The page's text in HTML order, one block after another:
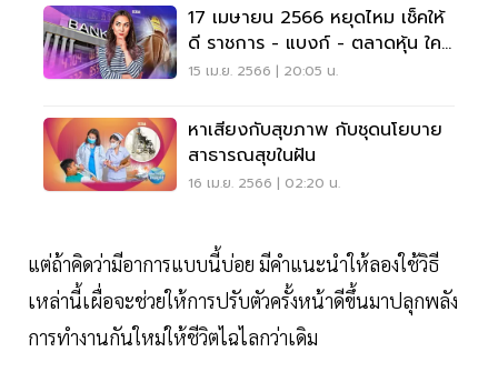
17 เมษายน 2566 หยุดไหม เช็คให้
ดี ราชการ - แบงก์ - ตลาดหุ้น ใคร
ได้หยุด
15 เม.ย. 2566 | 20:05 น.
หาเสียงกับสุขภาพ กับชุดนโยบาย
สาธารณสุขในฝัน
16 เม.ย. 2566 | 02:20 น.
แต่ถ้าคิดว่ามีอาการแบบนี้บ่อย มีคำแนะนำให้ลองใช้วิธี
เหล่านี้เผื่อจะช่วยให้การปรับตัวครั้งหน้าดีขึ้นมาปลุกพลัง
การทำงานกันใหม่ให้ชีวิตไฉไลกว่าเดิม